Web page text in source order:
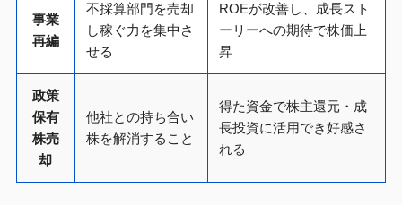
事業
再編
不採算部門を売却
し稼ぐ力を集中さ
せる
ROEが改善し、成長スト
ーリーへの期待で株価上
昇
政策
保有
株売
却
他社との持ち合い
株を解消すること
得た資金で株主還元・成
長投資に活用でき好感さ
れる